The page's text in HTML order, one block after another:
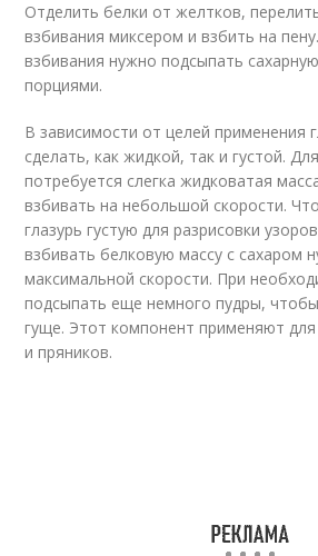
Отделить белки от желтков,
взбивания миксером и взбить на
взбивания нужно подсыпать
порциями.
В зависимости от целей применения
сделать, как жидкой, так и густой.
потребуется слегка жидковатая
взбивать на небольшой скорости.
глазурь густую для разрисовки
взбивать белковую массу с сахаром
максимальной скорости. При
подсыпать еще немного пудры, чтобы
гуще. Этот компонент применяют
и пряников.